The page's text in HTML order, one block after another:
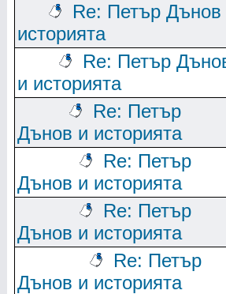
Re: Петър Дънов
историята
Re: Петър
и историята
Re: Петър
Дънов и историята
Re: Петър
Дънов и историята
Re: Петър
Дънов и историята
Re: Петър
Дънов и историята